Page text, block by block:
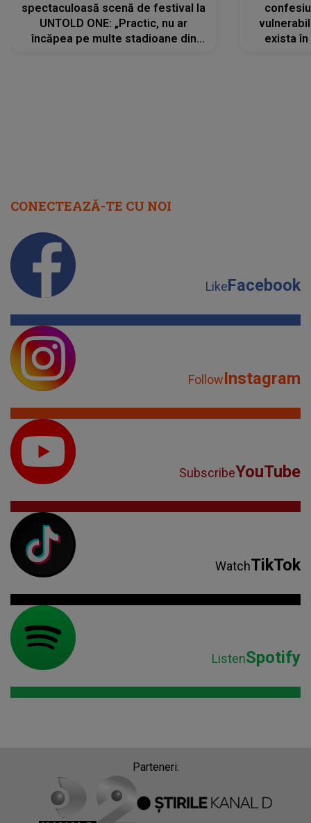
spectaculoasă scenă de festival la
UNTOLD ONE: „Practic, nu ar
încăpea pe multe stadioane din
exista
CONECTEAZĂ-TE CU NOI
LikeFacebook
FollowInstagram
SubscribeYouTube
WatchTikTok
ListenSpotify
Parteneri: